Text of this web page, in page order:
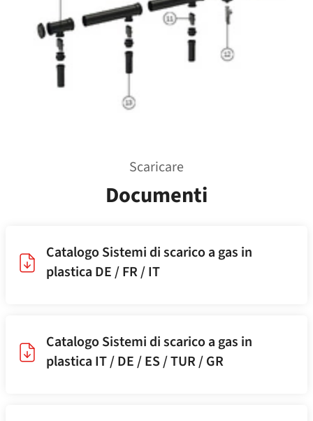
Scaricare
Documenti
Catalogo Sistemi di scarico a gas in
plastica DE / FR / IT
Catalogo Sistemi di scarico a gas in
plastica IT / DE / ES / TUR / GR